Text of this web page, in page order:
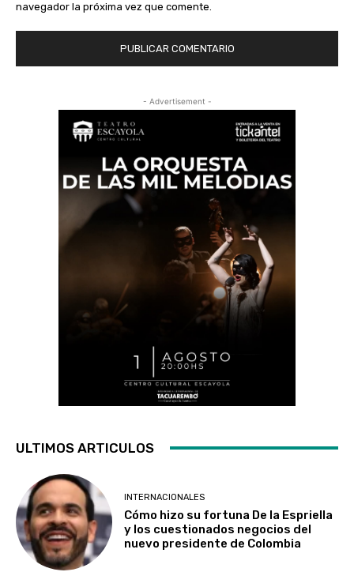
navegador la próxima vez que comente.
- Advertisement -
ULTIMOS ARTICULOS
INTERNACIONALES
Cómo hizo su fortuna De la Espriella
y los cuestionados negocios del
nuevo presidente de Colombia